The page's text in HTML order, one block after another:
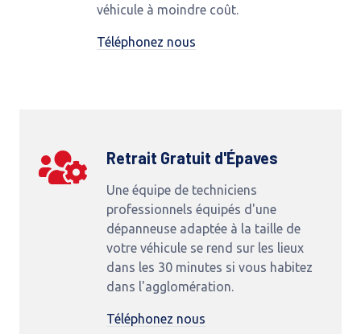
véhicule à moindre coût.
Téléphonez nous
Retrait Gratuit d'Épaves
Une équipe de techniciens
professionnels équipés d'une
dépanneuse adaptée à la taille de
votre véhicule se rend sur les lieux
dans les 30 minutes si vous habitez
dans l'agglomération.
Téléphonez nous